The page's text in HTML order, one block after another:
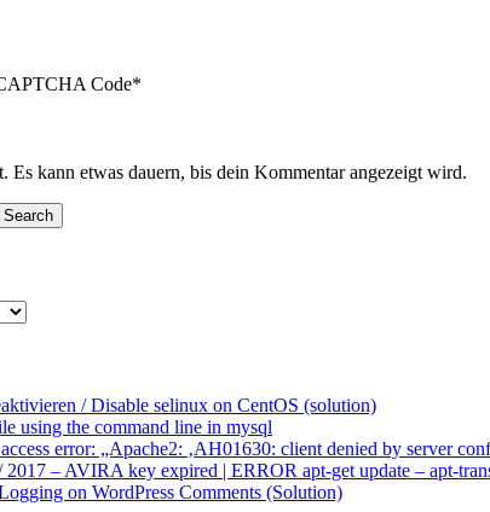
Code*
Es kann etwas dauern, bis dein Kommentar angezeigt wird.
/ Disable selinux on CentOS (solution)
using the command line in mysql
error: „Apache2: ‚AH01630: client denied by server
2017 – AVIRA key expired | ERROR apt-get update – apt-
on WordPress Comments (Solution)